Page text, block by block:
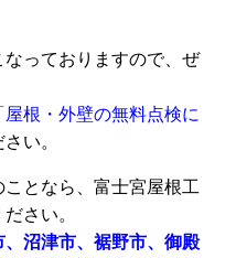
っておりますので、ぜ
屋根・外壁の無料点検に
い。
となら、富士宮屋根工
さい。
沼津市、裾野市、御殿